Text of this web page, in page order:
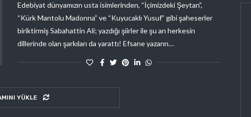
Edebiyat dünyamızın usta isimlerinden, “İçimizdeki Şeytan”,
“Kürk Mantolu Madonna” ve “Kuyucaklı Yusuf” gibi şaheserler
biriktirmiş Sabahattin Ali; yazdığı şiirler ile şu an herkesin
dillerinde olan şarkıları da yarattı! Efsane yazarın…
YÜKLE